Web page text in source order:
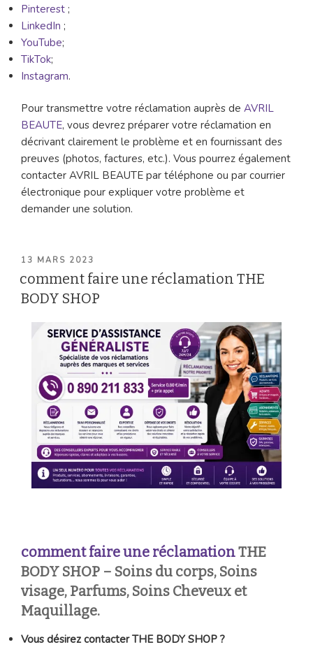
Pinterest ;
LinkedIn ;
YouTube;
TikTok;
Instagram.
Pour transmettre votre réclamation auprès de AVRIL
BEAUTE, vous devrez préparer votre réclamation en
décrivant clairement le problème et en fournissant des
preuves (photos, factures, etc.). Vous pourrez également
contacter AVRIL BEAUTE par téléphone ou par courrier
électronique pour expliquer votre problème et
demander une solution.
PUBLIÉ
13 MARS 2023
comment faire une réclamation THE
BODY SHOP
comment faire une réclamationTHE
BODY SHOP – Soins du corps, Soins
visage, Parfums, Soins Cheveux et
Maquillage.
Vous désirez contacter THE BODY SHOP ?